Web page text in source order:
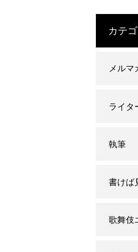
カテ
メルマ
ライタ
執筆
書けば
歌舞伎